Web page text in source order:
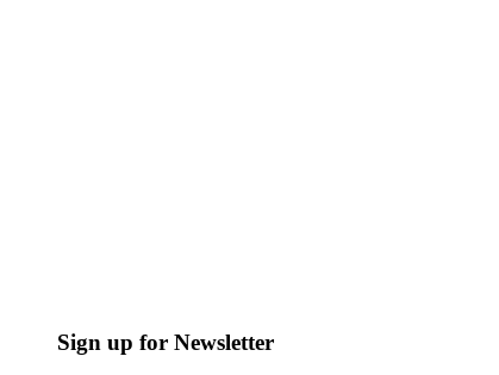
Sign up for Newsletter